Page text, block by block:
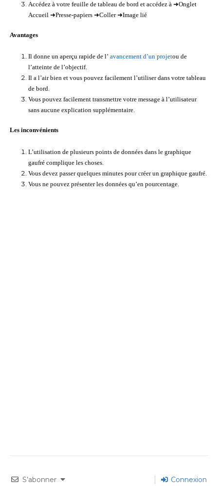
Accédez à votre feuille de tableau de bord et accédez à ➜Onglet
Accueil ➜Presse-papiers ➜Coller ➜Image lié
Avantages
Il donne un aperçu rapide de l’avancement d’un projetou de
l’atteinte de l’objectif.
Il a l’air bien et vous pouvez facilement l’utiliser dans votre tableau
de bord.
Vous pouvez facilement transmettre votre message à l’utilisateur
sans aucune explication supplémentaire.
Les inconvénients
L’utilisation de plusieurs points de données dans le graphique
gaufré complique les choses.
Vous devez passer quelques minutes pour créer un graphique gaufré.
Vous ne pouvez présenter les données qu’en pourcentage.
S’abonner Connexion